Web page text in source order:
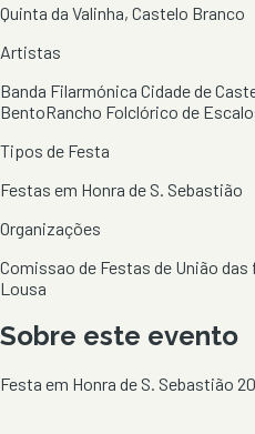
Quinta da Valinha, Castelo Branco
Artistas
Banda Filarmónica Cidade de
BentoRancho Folclórico de
Tipos de Festa
Festas em Honra de S. Sebastião
Organizações
Comissao de Festas de União
Lousa
Sobre este evento
Festa em Honra de S. Sebastião